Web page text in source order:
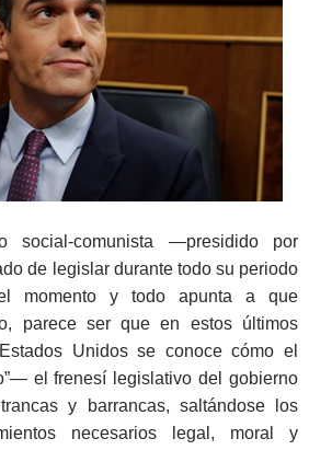
social-comunista —presidido por
de legislar durante todo su periodo
momento y todo apunta a que
parece ser que en estos últimos
Unidos se conoce cómo el
el frenesí legislativo del gobierno
y barrancas, saltándose los
necesarios legal, moral y